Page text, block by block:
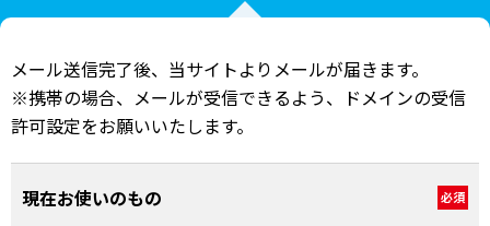
メール送信完了後、当サイトよりメールが届きます。
※携帯の場合、メールが受信できるよう、ドメインの受信
許可設定をお願いいたします。
現在お使いのもの 必須